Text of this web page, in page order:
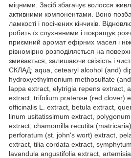
міцними. Засіб збагачує волосся
активними компонентами. Воно
ламкості і посічених кінчиків.
робить їх слухняними і покращує
приємний аромат ефірних масел і
рівномірно розподіляється на
змивається, залишаючи свіжість і
СКЛАД: aqua, cetearyl alcohol (and)
hydroxyethylmonium methosulfate
lappa extract, elytrigia repens extract,
extract, trifolium pratense (red clover)
officinalis L. extract, betula extract,
linum usitatissimum extract,
extract, chamomilla recutita
perforatum (st. john's wort) extract,
extract, tilia cordata extract,
lavandula angustifolia extract,